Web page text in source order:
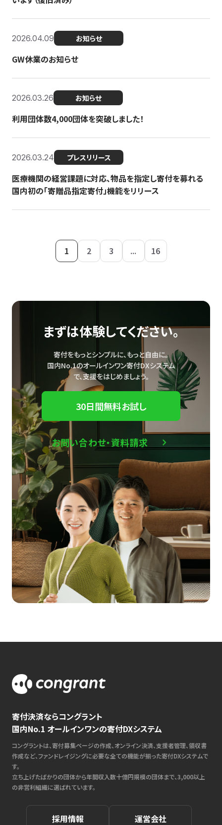
2026.04.09 お知らせ
GW休業のお知らせ
2026.03.26 お知らせ
利用団体数4,000団体を突破しました！
2026.03.24 プレスリリース
医療機関の経営課題に対応、物品を指定し寄付を募れる
国内初の「寄贈品指定寄付」機能をリリース
1 2 3 ... 16
まずは体験してください。
寄付をもっとシンプルに、もっと自由に。
国内No.1のオールインワン寄付DXシステム
で、支援をはじめましょう。
30日間無料お試し
お問い合わせ・資料請求
寄付決済ならコングラント
国内No.1 オールインワンの寄付DXシステム
コングラントは、寄付募集ページの作成、オンライン決済、支援者管理、領収書
作成など、ファンドレイジングに必要な全ての機能が揃った寄付DXシステムで
す。
立ち上げたばかりの団体から年間収入数十億円規模の団体まで、3,000以上
の非営利組織に選ばれています。
採用情報 運営会社